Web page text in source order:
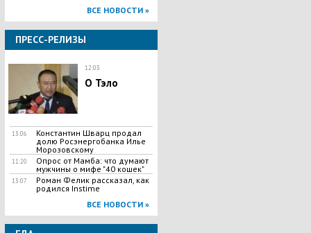
ВСЕ НОВОСТИ »
ПРЕСС-РЕЛИЗЫ
12:03
О Тэло
13:06
Константин Шварц продал
долю Росэнергобанка Илье
Морозовскому
11:20
Опрос от Мамба: что думают
мужчины о мифе "40 кошек"
13:07
Роман Фелик рассказал, как
родился Instime
ВСЕ НОВОСТИ »